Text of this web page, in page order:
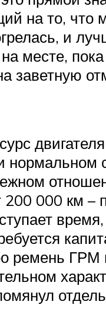
на то, что
и
месте,
заветную
нормальном
200 000 км –
время,
ремень ГРМ